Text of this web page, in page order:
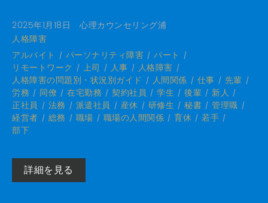
2025年1月18日
心理カウンセリング浦
人格障害
アルバイト
パーソナリティ障害
パート
リモートワーク
上司 人事
人格障害
人格障害の問題別・状況別ガイド
人間関係 仕事
先輩
労務
同僚 在宅勤務 契約社員 学生 後輩
新人
正社員
法務 派遣社員 産休 研修生 秘書
管理職
経営者
総務 職場 職場の人間関係 育休
若手
部下
詳細を見る